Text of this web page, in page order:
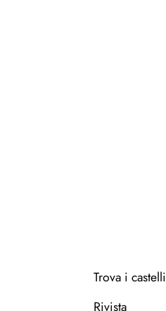
Trova i castelli
Rivista